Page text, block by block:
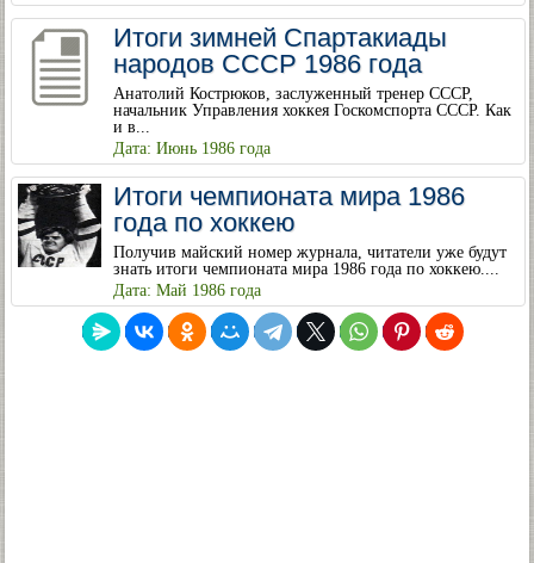
Итоги зимней Спартакиады
народов СССР 1986 года
Анатолий Кострюков, заслуженный тренер СССР,
начальник Управления хоккея Госкомспорта СССР. Как
и в...
Дата: Июнь 1986 года
Итоги чемпионата мира 1986
года по хоккею
Получив майский номер журнала, читатели уже будут
знать итоги чемпионата мира 1986 года по хоккею....
Дата: Май 1986 года